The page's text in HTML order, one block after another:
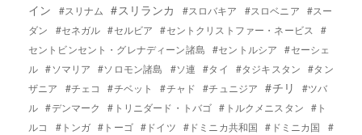
イン
#スリナム #スリランカ #スロバキア #スロベニア #スー
ダン
#セネガル #セルビア #セントクリストファー・ネービス
#
セントビンセント・グレナディーン諸島 #セントルシア
#セーシェ
ル #ソマリア #ソロモン諸島 #ソ連 #タイ #タジキスタン
#タン
ザニア
#チェコ #チベット #チャド #チュニジア #チリ
#ツバ
ル #デンマーク #トリニダード・トバゴ #トルクメニスタン #ト
ルコ
#トンガ #トーゴ #ドイツ #ドミニカ共和国 #ドミニカ国
#